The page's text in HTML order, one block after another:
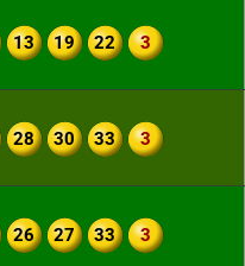
13 19 22 3
28 30 33 3
26 27 33 3